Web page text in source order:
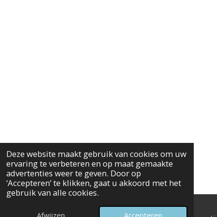
Deze website maakt gebruik van cookies om uw
ervaring te verbeteren en op maat gemaakte
advertenties weer te geven. Door op
‘Accepteren’ te klikken, gaat u akkoord met het
gebruik van alle cookies.
Afwijzen Accepteren